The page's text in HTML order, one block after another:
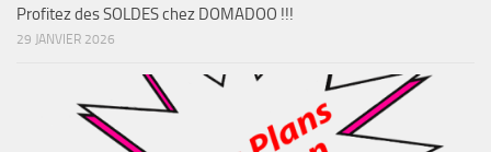
Profitez des SOLDES chez DOMADOO !!!
29 JANVIER 2026